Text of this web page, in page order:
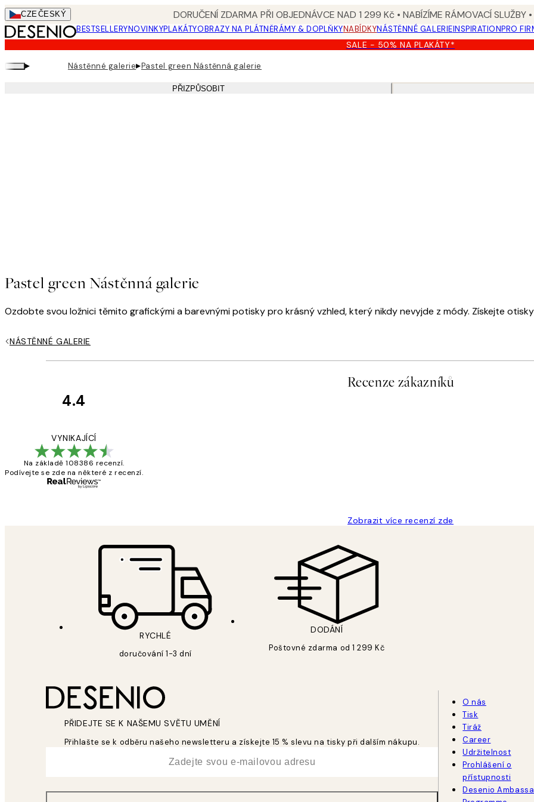
Skip
to
main
content.
CZEČESKÝ DORUČENÍ ZDARMA PŘI OBJEDNÁVCE NAD 1 299 Kč • NABÍZÍME RÁMOVACÍ SLUŽBY
BESTSELLERYNOVINKYPLAKÁTYOBRAZY NA PLÁTNĚRÁMY & DOPLŇKYNABÍDKYNÁSTĚNNÉ GALERIEINSPIRATIONPRO
SALE - 50% NA PLAKÁTY*
▸ Nástěnné galerie▸Pastel green Nástěnná galerie
PŘIZPŮSOBIT
Pastel green Nástěnná galerie
Ozdobte svou ložnici těmito grafickými a barevnými potisky pro krásný vzhled, který nikdy nevyjde z módy. Získejte
NÁSTĚNNÉ GALERIE
Recenze zákazníků
4.4
VYNIKAJÍCÍ
Na základě 108386 recenzí.
Podívejte se zde na některé z recenzí.
Zobrazit více recenzí zde
RYCHLÉ
doručování 1-3 dní
DODÁNÍ
Poštovné zdarma od 1 299 Kč
PŘIDEJTE SE K NAŠEMU SVĚTU UMĚNÍ
Přihlašte se k odběru našeho newsletteru a získejte 15 % slevu na tisky při dalším nákupu.
O nás
Tisk
Tiráž
Career
Udržitelnost
Prohlášení o
přístupnosti
Desenio